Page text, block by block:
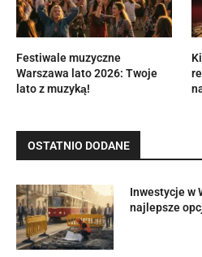
Festiwale muzyczne
Warszawa lato 2026: Twoje
lato z muzyką!
OSTATNIO DODANE
Inwestycje w
najlepsze